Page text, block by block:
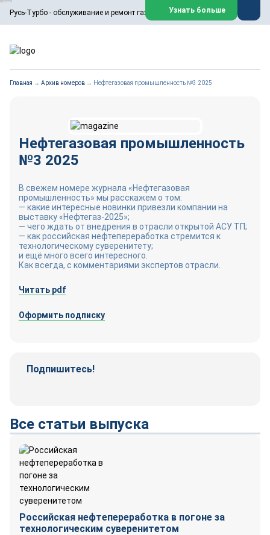
Русь-Турбо - обслуживание и ремонт газовых паровых турбин
ООО «Русь-Турбо» занимается сервисом газовых и паровых
турбин, комплексным ремонтом, восстановлением,
техническим обслуживанием оборудования ТЭС,
работают на нефтегазовых, нефтехимических,
металлургических и других предприятиях.
Реклама. ООО «Русь-Турбо», ИНН 7802588950
Узнать больше
Главная → Архив номеров → Нефтегазовая промышленность №3 2025
Нефтегазовая промышленность
№3 2025
В свежем номере журнала «Нефтегазовая
промышленность» мы расскажем о том:
— какие интересные новинки привезли компании на
выставку «Нефтегаз-2025»;
— чего ждать от внедрения в отрасли открытой АСУ ТП;
— как российская нефтепереработка стремится к
технологическому суверенитету;
и ещё много всего интересного.
Как всегда, с комментариями экспертов отрасли.
Читать pdf
Оформить подписку
Подпишитесь!
Все статьи выпуска
Российская нефтепереработка в погоне за
технологическим суверенитетом